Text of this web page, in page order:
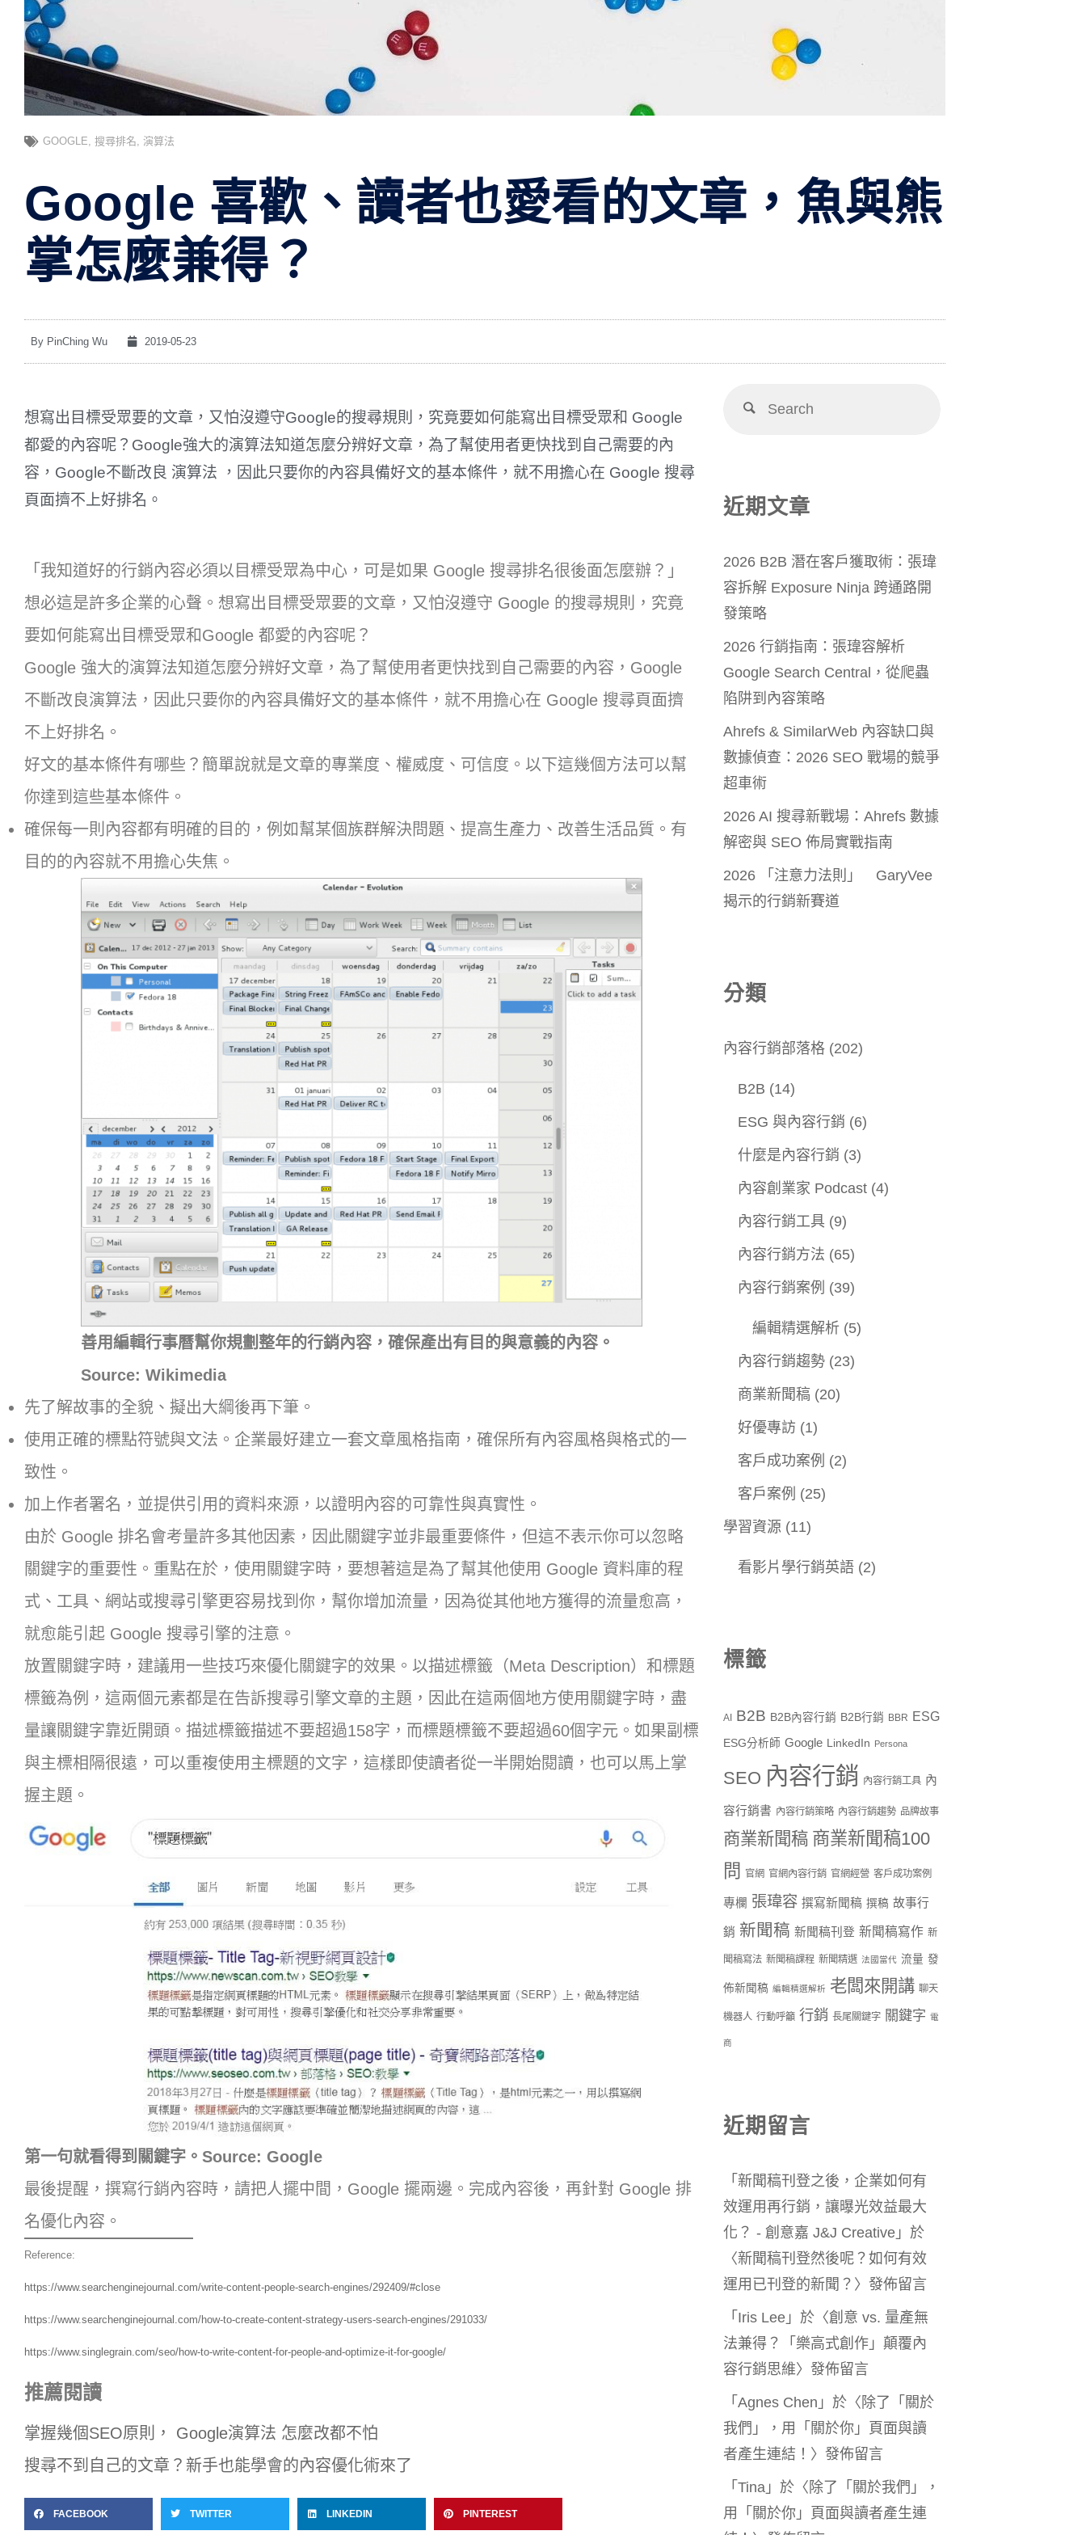
GOOGLE, 搜尋排名, 演算法
Google 喜歡、讀者也愛看的文章，魚與熊
掌怎麼兼得？
By PinChing Wu 2019-05-23
想寫出目標受眾要的文章，又怕沒遵守Google的搜尋規則，究竟要如何能寫出目標受眾和 Google
都愛的內容呢？Google強大的演算法知道怎麼分辨好文章，為了幫使用者更快找到自己需要的內
容，Google不斷改良 演算法 ，因此只要你的內容具備好文的基本條件，就不用擔心在 Google 搜尋
頁面擠不上好排名。
「我知道好的行銷內容必須以目標受眾為中心，可是如果 Google 搜尋排名很後面怎麼辦？」
想必這是許多企業的心聲。想寫出目標受眾要的文章，又怕沒遵守 Google 的搜尋規則，究竟
要如何能寫出目標受眾和Google 都愛的內容呢？
Google 強大的演算法知道怎麼分辨好文章，為了幫使用者更快找到自己需要的內容，Google
不斷改良演算法，因此只要你的內容具備好文的基本條件，就不用擔心在 Google 搜尋頁面擠
不上好排名。
好文的基本條件有哪些？簡單說就是文章的專業度、權威度、可信度。以下這幾個方法可以幫
你達到這些基本條件。
確保每一則內容都有明確的目的，例如幫某個族群解決問題、提高生產力、改善生活品質。有
目的的內容就不用擔心失焦。
善用編輯行事曆幫你規劃整年的行銷內容，確保產出有目的與意義的內容。
Source: Wikimedia
先了解故事的全貌、擬出大綱後再下筆。
使用正確的標點符號與文法。企業最好建立一套文章風格指南，確保所有內容風格與格式的一
致性。
加上作者署名，並提供引用的資料來源，以證明內容的可靠性與真實性。
由於 Google 排名會考量許多其他因素，因此關鍵字並非最重要條件，但這不表示你可以忽略
關鍵字的重要性。重點在於，使用關鍵字時，要想著這是為了幫其他使用 Google 資料庫的程
式、工具、網站或搜尋引擎更容易找到你，幫你增加流量，因為從其他地方獲得的流量愈高，
就愈能引起 Google 搜尋引擎的注意。
放置關鍵字時，建議用一些技巧來優化關鍵字的效果。以描述標籤（Meta Description）和標題
標籤為例，這兩個元素都是在告訴搜尋引擎文章的主題，因此在這兩個地方使用關鍵字時，盡
量讓關鍵字靠近開頭。描述標籤描述不要超過158字，而標題標籤不要超過60個字元。如果副標
與主標相隔很遠，可以重複使用主標題的文字，這樣即使讀者從一半開始閱讀，也可以馬上掌
握主題。
第一句就看得到關鍵字。Source: Google
最後提醒，撰寫行銷內容時，請把人擺中間，Google 擺兩邊。完成內容後，再針對 Google 排
名優化內容。
Reference:
https://www.searchenginejournal.com/write-content-people-search-engines/292409/#close
https://www.searchenginejournal.com/how-to-create-content-strategy-users-search-engines/291033/
https://www.singlegrain.com/seo/how-to-write-content-for-people-and-optimize-it-for-google/
推薦閱讀
掌握幾個SEO原則， Google演算法 怎麼改都不怕
搜尋不到自己的文章？新手也能學會的內容優化術來了
FACEBOOK TWITTER LINKEDIN PINTEREST
近期文章
2026 B2B 潛在客戶獲取術：張瑋
容拆解 Exposure Ninja 跨通路開
發策略
2026 行銷指南：張瑋容解析
Google Search Central，從爬蟲
陷阱到內容策略
Ahrefs & SimilarWeb 內容缺口與
數據偵查：2026 SEO 戰場的競爭
超車術
2026 AI 搜尋新戰場：Ahrefs 數據
解密與 SEO 佈局實戰指南
2026 「注意力法則」 GaryVee
揭示的行銷新賽道
分類
內容行銷部落格 (202)
B2B (14)
ESG 與內容行銷 (6)
什麼是內容行銷 (3)
內容創業家 Podcast (4)
內容行銷工具 (9)
內容行銷方法 (65)
內容行銷案例 (39)
編輯精選解析 (5)
內容行銷趨勢 (23)
商業新聞稿 (20)
好優專訪 (1)
客戶成功案例 (2)
客戶案例 (25)
學習資源 (11)
看影片學行銷英語 (2)
標籤
AI B2B B2B內容行銷 B2B行銷 BBR ESG
ESG分析師 Google LinkedIn Persona
SEO 內容行銷 內容行銷工具 內
容行銷書 內容行銷策略 內容行銷趨勢 品牌故事
商業新聞稿 商業新聞稿100
問
官網 官網內容行銷 官網經營 客戶成功案例
專欄 張瑋容 撰寫新聞稿 撰稿 故事行
銷 新聞稿 新聞稿刊登 新聞稿寫作 新
聞稿寫法 新聞稿課程 新聞精選 法國當代 流量 發
佈新聞稿 編輯精選解析 老闆來開講 聊天
機器人 行動呼籲 行銷 長尾關鍵字 關鍵字 電
商
近期留言
「 新聞稿刊登之後，企業如何有
效運用再行銷，讓曝光效益最大
化？ - 創意嘉 J&J Creative 」於
〈新聞稿刊登然後呢？如何有效
運用已刊登的新聞？ 〉發佈留言
「 Iris Lee 」於〈創意 vs. 量產無
法兼得？「樂高式創作」顛覆內
容行銷思維〉發佈留言
「 Agnes Chen 」於〈 除了「關於
我們」，用「關於你」頁面與讀
者產生連結！ 〉發佈留言
「 Tina 」於〈 除了「關於我們」，
用「關於你」頁面與讀者產生連